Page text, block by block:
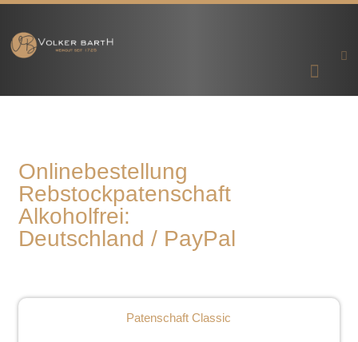
Onlinebestellung
Rebstockpatenschaft
Alkoholfrei:
Deutschland / PayPal
Patenschaft Classic